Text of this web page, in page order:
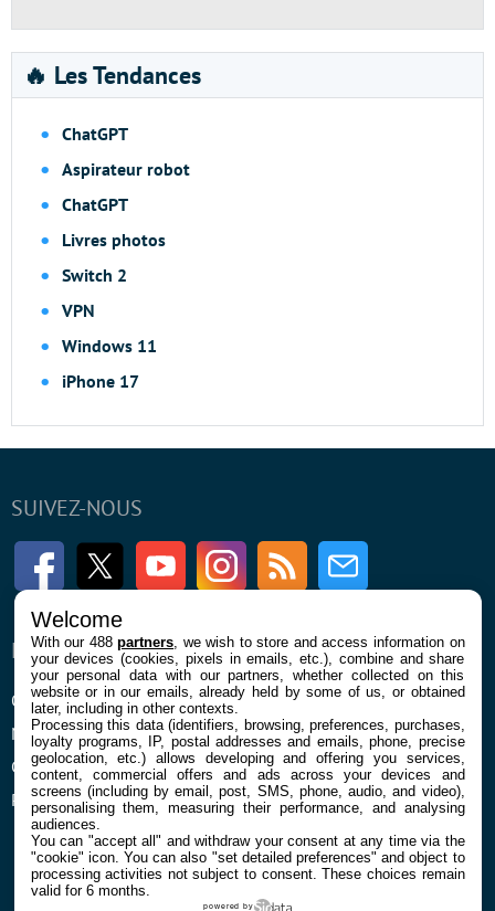
🔥 Les Tendances
ChatGPT
Aspirateur robot
ChatGPT
Livres photos
Switch 2
VPN
Windows 11
iPhone 17
SUIVEZ-NOUS
FacebookTwitter Youtube InstagramRSS Newsletter
ENTREPRISE
Qui sommes nous
Mentions légales et CGU
Confidentialité et Cookies
Préférences cookies
À PROPOS
La rédaction
Contact
Welcome
With our 488partners , we wish to store and access information on
your devices (cookies, pixels in emails, etc.), combine and share
your personal data with our partners, whether collected on this
website or in our emails, already held by some of us, or obtained
later, including in other contexts.
Processing this data (identifiers, browsing, preferences, purchases,
loyalty programs, IP, postal addresses and emails, phone, precise
geolocation, etc.) allows developing and offering you services,
content, commercial offers and ads across your devices and
screens (including by email, post, SMS, phone, audio, and video),
personalising them, measuring their performance, and analysing
audiences.
You can "accept all" and withdraw your consent at any time via the
"cookie" icon. You can also "set detailed preferences" and object to
processing activities not subject to consent. These choices remain
valid for 6 months.
powered by